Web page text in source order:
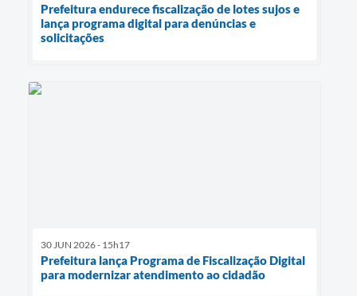
Prefeitura endurece fiscalização de lotes sujos e
lança programa digital para denúncias e
solicitações
30 JUN 2026 - 15h17
Prefeitura lança Programa de Fiscalização Digital
para modernizar atendimento ao cidadão